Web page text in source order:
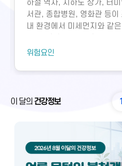
하철 역사, 지하도 상가, 터
서관, 종합병원, 영화관 등이
내 환경에서 미세먼지와 같
오염물질에 노출되면 호흡기
가 부족하면 두통, 구토, 근
실내외 온도 차와 건조한 환
와 충분한 휴식을 통해 대부
위험요인
이 달의 건강정보 1